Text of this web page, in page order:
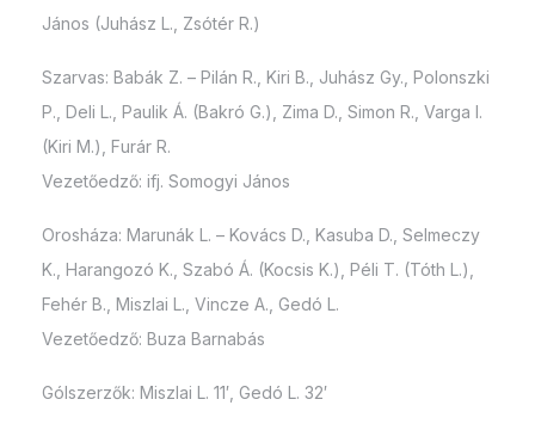
János (Juhász L., Zsótér R.)
Szarvas: Babák Z. – Pilán R., Kiri B., Juhász Gy., Polonszki
P., Deli L., Paulik Á. (Bakró G.), Zima D., Simon R., Varga I.
(Kiri M.), Furár R.
Vezetőedző: ifj. Somogyi János
Orosháza: Marunák L. – Kovács D., Kasuba D., Selmeczy
K., Harangozó K., Szabó Á. (Kocsis K.), Péli T. (Tóth L.),
Fehér B., Miszlai L., Vincze A., Gedó L.
Vezetőedző: Buza Barnabás
Gólszerzők: Miszlai L. 11′, Gedó L. 32′